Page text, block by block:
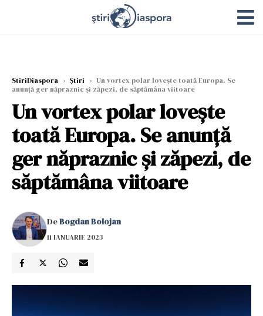
StiriDiaspora › Știri › Un vortex polar lovește toată Europa. Se
anunță ger năpraznic și zăpezi, de săptămâna viitoare
Un vortex polar lovește
toată Europa. Se anunță
ger năpraznic și zăpezi, de
săptămâna viitoare
DeBogdan Bolojan
11 IANUARIE 2023